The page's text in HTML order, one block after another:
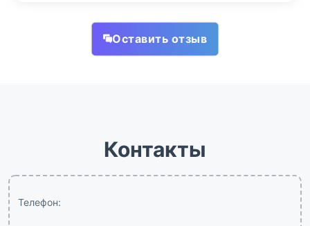
Оставить отзыв
Контакты
Телефон: